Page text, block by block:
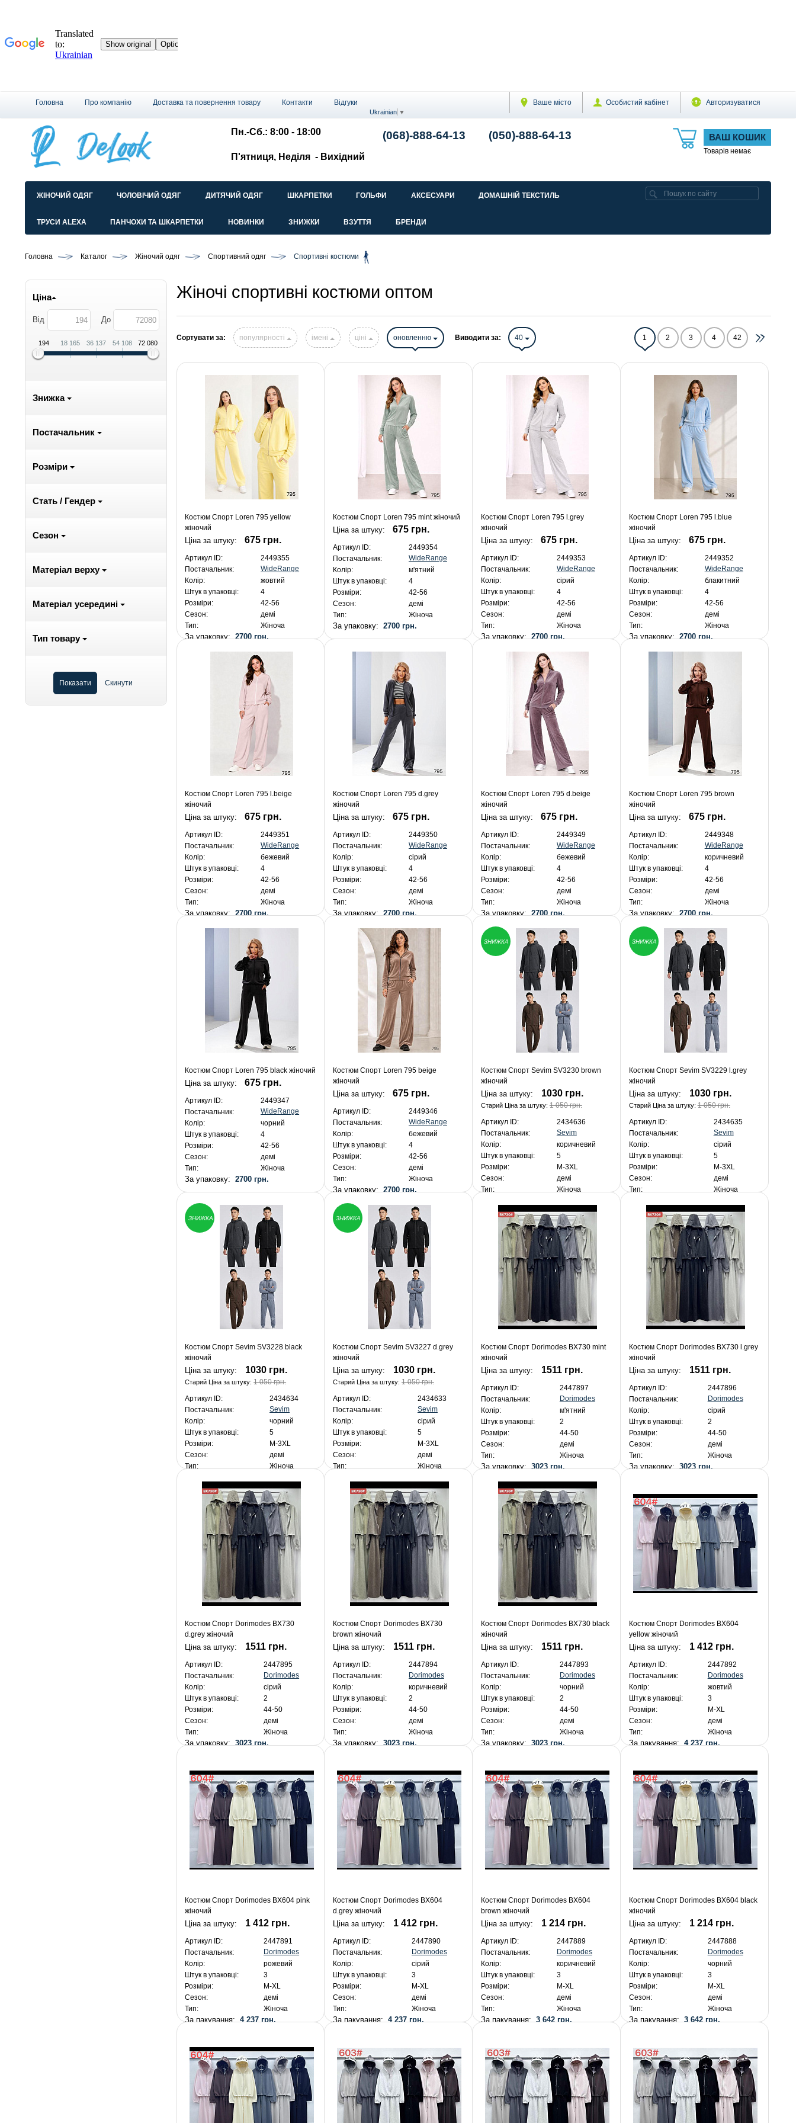
Ваше місто Особистий кабінет Авторизуватися
Головна Про компанію Доставка та повернення товару Контакти Відгуки
Ukrainian ▼
ВАШ КОШИК
Товарів немає
Пн.-Сб.: 8:00 - 18:00
П'ятниця, Неділя - Вихідний
(068)-888-64-13 (050)-888-64-13
ЖІНОЧИЙ ОДЯГ ЧОЛОВІЧИЙ ОДЯГ ДИТЯЧИЙ ОДЯГ ШКАРПЕТКИ ГОЛЬФИ АКСЕСУАРИ ДОМАШНІЙ ТЕКСТИЛЬ
ТРУСИ ALEXA ПАНЧОХИ ТА ШКАРПЕТКИ НОВИНКИ ЗНИЖКИ ВЗУТТЯ БРЕНДИ
Головна Каталог Жіночий одяг Спортивний одяг Спортивні костюми
Ціна
Від До
194 18 165 36 137 54 108 72 080
Знижка
Постачальник
Розміри
Стать / Гендер
Сезон
Матеріал верху
Матеріал усередині
Тип товару
Жіночі спортивні костюми оптом
Сортувати за: популярності імені ціні оновленню Виводити за: 40 1 2 3 4 42
Костюм Спорт Loren 795 yellow
жіночий
Ціна за штуку: 675 грн.
Артикул ID:
2449355
Постачальник:
WideRange
Колір:
жовтий
Штук в упаковці:
4
Розміри:
42-56
Сезон:
демі
Тип:
Жіноча
За упаковку:2700 грн.
Костюм Спорт Loren 795 mint жіночий
Ціна за штуку: 675 грн.
Артикул ID:
2449354
Постачальник:
WideRange
Колір:
м'ятний
Штук в упаковці:
4
Розміри:
42-56
Сезон:
демі
Тип:
Жіноча
За упаковку: 2700 грн.
Костюм Спорт Loren 795 l.grey
жіночий
Ціна за штуку: 675 грн.
Артикул ID:
2449353
Постачальник:
WideRange
Колір:
сірий
Штук в упаковці:
4
Розміри:
42-56
Сезон:
демі
Тип:
Жіноча
За упаковку: 2700 грн.
Костюм Спорт Loren 795 l.blue
жіночий
Ціна за штуку: 675 грн.
Артикул ID:
2449352
Постачальник:
WideRange
Колір:
блакитний
Штук в упаковці:
4
Розміри:
42-56
Сезон:
демі
Тип:
Жіноча
За упаковку: 2700 грн.
Костюм Спорт Loren 795 l.beige
жіночий
Ціна за штуку: 675 грн.
Артикул ID:
2449351
Постачальник:
WideRange
Колір:
бежевий
Штук в упаковці:
4
Розміри:
42-56
Сезон:
демі
Тип:
Жіноча
За упаковку:2700 грн.
Костюм Спорт Loren 795 d.grey
жіночий
Ціна за штуку: 675 грн.
Артикул ID:
2449350
Постачальник:
WideRange
Колір:
сірий
Штук в упаковці:
4
Розміри:
42-56
Сезон:
демі
Тип:
Жіноча
За упаковку: 2700 грн.
Костюм Спорт Loren 795 d.beige
жіночий
Ціна за штуку: 675 грн.
Артикул ID:
2449349
Постачальник:
WideRange
Колір:
бежевий
Штук в упаковці:
4
Розміри:
42-56
Сезон:
демі
Тип:
Жіноча
За упаковку: 2700 грн.
Костюм Спорт Loren 795 brown
жіночий
Ціна за штуку: 675 грн.
Артикул ID:
2449348
Постачальник:
WideRange
Колір:
коричневий
Штук в упаковці:
4
Розміри:
42-56
Сезон:
демі
Тип:
Жіноча
За упаковку: 2700 грн.
Костюм Спорт Loren 795 black жіночий
Ціна за штуку: 675 грн.
Артикул ID:
2449347
Постачальник:
WideRange
Колір:
чорний
Штук в упаковці:
4
Розміри:
42-56
Сезон:
демі
Тип:
Жіноча
За упаковку:2700 грн.
Костюм Спорт Loren 795 beige
жіночий
Ціна за штуку: 675 грн.
Артикул ID:
2449346
Постачальник:
WideRange
Колір:
бежевий
Штук в упаковці:
4
Розміри:
42-56
Сезон:
демі
Тип:
Жіноча
За упаковку: 2700 грн.
ЗНИЖКА
Костюм Спорт Sevim SV3230 brown
жіночий
Ціна за штуку: 1030 грн.
Старий Ціна за штуку: 1 050 грн.
Артикул ID:
2434636
Постачальник:
Sevim
Колір:
коричневий
Штук в упаковці:
5
Розміри:
M-3XL
Сезон:
демі
Тип:
Жіноча
ЗНИЖКА
Костюм Спорт Sevim SV3229 l.grey
жіночий
Ціна за штуку: 1030 грн.
Старий Ціна за штуку:1 050 грн.
Артикул ID:
2434635
Постачальник:
Sevim
Колір:
сірий
Штук в упаковці:
5
Розміри:
M-3XL
Сезон:
демі
Тип:
Жіноча
ЗНИЖКА
Костюм Спорт Sevim SV3228 black
жіночий
Ціна за штуку: 1030 грн.
Старий Ціна за штуку:1 050 грн.
Артикул ID:
2434634
Постачальник:
Sevim
Колір:
чорний
Штук в упаковці:
5
Розміри:
M-3XL
Сезон:
демі
Тип:
Жіноча
ЗНИЖКА
Костюм Спорт Sevim SV3227 d.grey
жіночий
Ціна за штуку: 1030 грн.
Старий Ціна за штуку: 1 050 грн.
Артикул ID:
2434633
Постачальник:
Sevim
Колір:
сірий
Штук в упаковці:
5
Розміри:
M-3XL
Сезон:
демі
Тип:
Жіноча
Костюм Спорт Dorimodes BX730 mint
жіночий
Ціна за штуку: 1511 грн.
Артикул ID:
2447897
Постачальник:
Dorimodes
Колір:
м'ятний
Штук в упаковці:
2
Розміри:
44-50
Сезон:
демі
Тип:
Жіноча
За упаковку: 3023 грн.
Костюм Спорт Dorimodes BX730 l.grey
жіночий
Ціна за штуку: 1511 грн.
Артикул ID:
2447896
Постачальник:
Dorimodes
Колір:
сірий
Штук в упаковці:
2
Розміри:
44-50
Сезон:
демі
Тип:
Жіноча
За упаковку: 3023 грн.
Костюм Спорт Dorimodes BX730
d.grey жіночий
Ціна за штуку: 1511 грн.
Артикул ID:
2447895
Постачальник:
Dorimodes
Колір:
сірий
Штук в упаковці:
2
Розміри:
44-50
Сезон:
демі
Тип:
Жіноча
За упаковку:3023 грн.
Костюм Спорт Dorimodes BX730
brown жіночий
Ціна за штуку: 1511 грн.
Артикул ID:
2447894
Постачальник:
Dorimodes
Колір:
коричневий
Штук в упаковці:
2
Розміри:
44-50
Сезон:
демі
Тип:
Жіноча
За упаковку: 3023 грн.
Костюм Спорт Dorimodes BX730 black
жіночий
Ціна за штуку: 1511 грн.
Артикул ID:
2447893
Постачальник:
Dorimodes
Колір:
чорний
Штук в упаковці:
2
Розміри:
44-50
Сезон:
демі
Тип:
Жіноча
За упаковку: 3023 грн.
Костюм Спорт Dorimodes BX604
yellow жіночий
Ціна за штуку: 1 412 грн.
Артикул ID:
2447892
Постачальник:
Dorimodes
Колір:
жовтий
Штук в упаковці:
3
Розміри:
M-XL
Сезон:
демі
Тип:
Жіноча
За пакування: 4 237 грн.
Костюм Спорт Dorimodes BX604 pink
жіночий
Ціна за штуку: 1 412 грн.
Артикул ID:
2447891
Постачальник:
Dorimodes
Колір:
рожевий
Штук в упаковці:
3
Розміри:
M-XL
Сезон:
демі
Тип:
Жіноча
За пакування:4 237 грн.
Костюм Спорт Dorimodes BX604
d.grey жіночий
Ціна за штуку: 1 412 грн.
Артикул ID:
2447890
Постачальник:
Dorimodes
Колір:
сірий
Штук в упаковці:
3
Розміри:
M-XL
Сезон:
демі
Тип:
Жіноча
За пакування: 4 237 грн.
Костюм Спорт Dorimodes BX604
brown жіночий
Ціна за штуку: 1 214 грн.
Артикул ID:
2447889
Постачальник:
Dorimodes
Колір:
коричневий
Штук в упаковці:
3
Розміри:
M-XL
Сезон:
демі
Тип:
Жіноча
За пакування: 3 642 грн.
Костюм Спорт Dorimodes BX604 black
жіночий
Ціна за штуку: 1 214 грн.
Артикул ID:
2447888
Постачальник:
Dorimodes
Колір:
чорний
Штук в упаковці:
3
Розміри:
M-XL
Сезон:
демі
Тип:
Жіноча
За пакування: 3 642 грн.